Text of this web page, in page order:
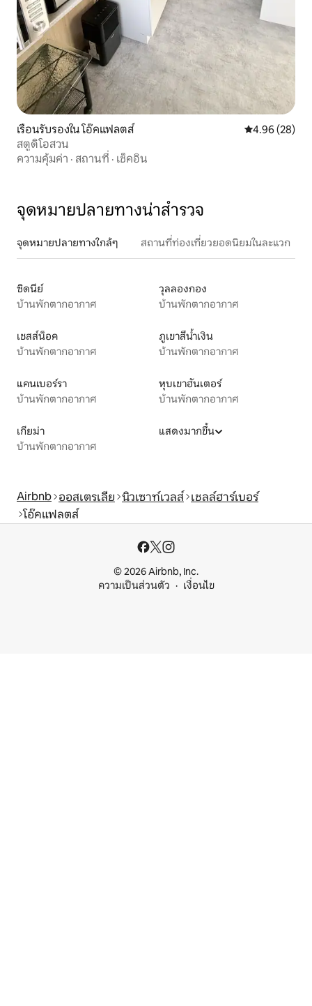
เรือนรับรองใน โอ๊คแฟลตส์ คะแนนเฉลี่ย
4.96 (28)
สตูดิโอสวน
ความคุ้มค่า · สถานที่ · เช็คอิน
จุดหมายปลายทางน่าสำรวจ
จุดหมายปลายทางใกล้ๆ สถานที่ท่องเที่ยวยอดนิยมในละแวก
ซิดนีย์
บ้านพักตากอากาศ
วุลลองกอง
บ้านพักตากอากาศ
เชสส์น็อค
บ้านพักตากอากาศ
ภูเขาสีน้ำเงิน
บ้านพักตากอากาศ
แคนเบอร์รา
บ้านพักตากอากาศ
หุบเขาฮันเตอร์
บ้านพักตากอากาศ
เกียม่า
บ้านพักตากอากาศ
แสดงมากขึ้น
Airbnb ออสเตรเลีย นิวเซาท์เวลส์ เชลล์ฮาร์เบอร์
โอ๊คแฟลตส์
© 2026 Airbnb, Inc.
ความเป็นส่วนตัว
เงื่อนไข